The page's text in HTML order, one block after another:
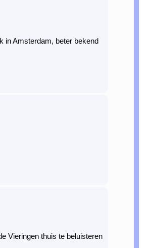
in Amsterdam, beter bekend
Vieringen thuis te beluisteren